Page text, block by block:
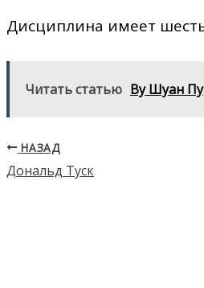
Дисциплина имеет
Читать статью Ву Шуан Пу
НАЗАД
Дональд Туск